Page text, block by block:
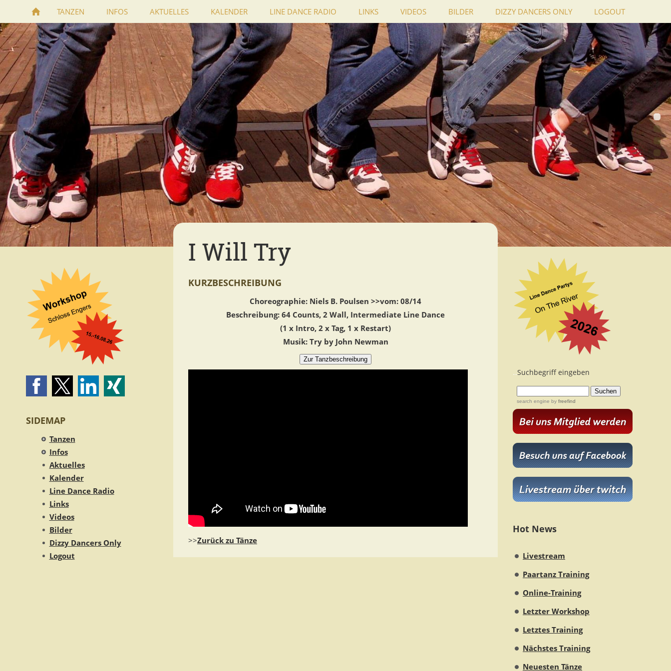
TANZEN INFOS AKTUELLES KALENDER LINE DANCE RADIO LINKS VIDEOS BILDER DIZZY DANCERS ONLY LOGOUT
SIDEMAP
Tanzen
Infos
Aktuelles
Kalender
Line Dance Radio
Links
Videos
Bilder
Dizzy Dancers Only
Logout
I Will Try
KURZBESCHREIBUNG
Choreographie: Niels B. Poulsen >>vom: 08/14
Beschreibung: 64 Counts, 2 Wall, Intermediate Line Dance
(1 x Intro, 2 x Tag, 1 x Restart)
Musik: Try by John Newman
>>Zurück zu Tänze
...Suchbegriff eingeben
search engine by freefind
Hot News
Livestream
Paartanz Training
Online-Training
Letzter Workshop
Letztes Training
Nächstes Training
Neuesten Tänze